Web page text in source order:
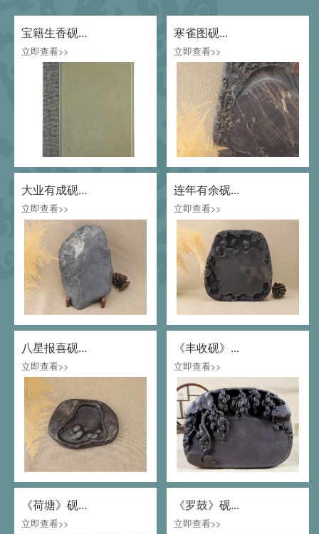
宝籍生香砚...
立即查看>>
寒雀图砚...
立即查看>>
大业有成砚...
立即查看>>
连年有余砚...
立即查看>>
八星报喜砚...
立即查看>>
《丰收砚》...
立即查看>>
《荷塘》砚...
立即查看>>
《罗鼓》砚...
立即查看>>